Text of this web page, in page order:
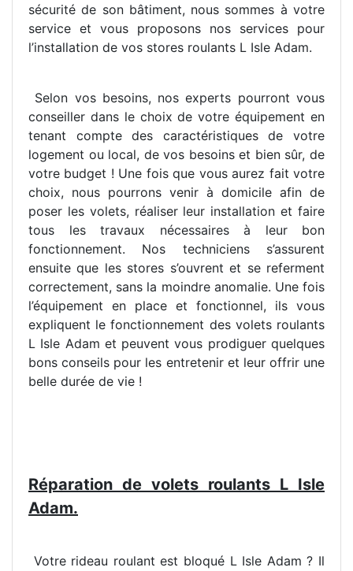
sécurité de son bâtiment, nous sommes à votre
service et vous proposons nos services pour
l’installation de vos stores roulants L Isle Adam.
Selon vos besoins, nos experts pourront vous
conseiller dans le choix de votre équipement en
tenant compte des caractéristiques de votre
logement ou local, de vos besoins et bien sûr, de
votre budget ! Une fois que vous aurez fait votre
choix, nous pourrons venir à domicile afin de
poser les volets, réaliser leur installation et faire
tous les travaux nécessaires à leur bon
fonctionnement. Nos techniciens s’assurent
ensuite que les stores s’ouvrent et se referment
correctement, sans la moindre anomalie. Une fois
l’équipement en place et fonctionnel, ils vous
expliquent le fonctionnement des volets roulants
L Isle Adam et peuvent vous prodiguer quelques
bons conseils pour les entretenir et leur offrir une
belle durée de vie !
Réparation de volets roulants L Isle
Adam.
Votre rideau roulant est bloqué L Isle Adam ? Il